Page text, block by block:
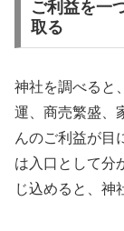
ご利益を一
取る
神社を調べると
運、商売繁盛、
んのご利益が目
は入口として分
じ込めると、神